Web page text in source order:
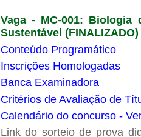
Vaga - MC-001: Biologia
Sustentável (FINALIZADO)
Conteúdo Programático
Inscrições Homologadas
Critérios de Avaliação de
Calendário do concurso -